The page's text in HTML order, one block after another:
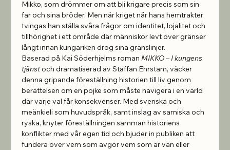
Mikko, som drömmer om att bli krigare precis som sin
far och sina bröder. Men när kriget når hans hemtrakter
tvingas han ställa svåra frågor om identitet, lojalitet och
tillhörighet i ett område där människor levt över gränser
långt innan kungariken drog sina gränslinjer.
Baserad på Kai Söderhjelms roman MIKKO – I kungens
tjänst och dramatiserad av Staffan Ehrstam, väcker
denna gripande föreställning historien till liv genom
berättelsen om en pojke som måste navigera i en värld
där varje val får konsekvenser. Med svenska och
meänkieli som huvudspråk, samt inslag av samiska och
ryska, knyter föreställningen samman historiens
konflikter med vår egen tid och bjuder in publiken att
fundera över vem som avgör vem som är vän eller